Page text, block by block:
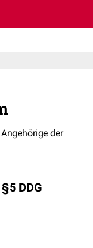
der
DDG